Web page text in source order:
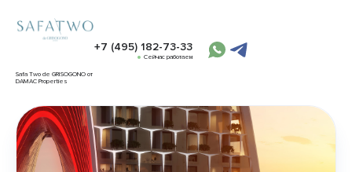
Safa Two de GRISOGONO от
DAMAC Properties
+7 (495) 182-73-33
Сейчас работаем